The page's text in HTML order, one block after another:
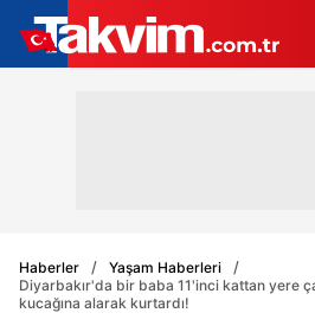
Haberler
Yaşam Haberleri
Diyarbakır'da bir baba 11'inci kattan yere
kucağına alarak kurtardı!